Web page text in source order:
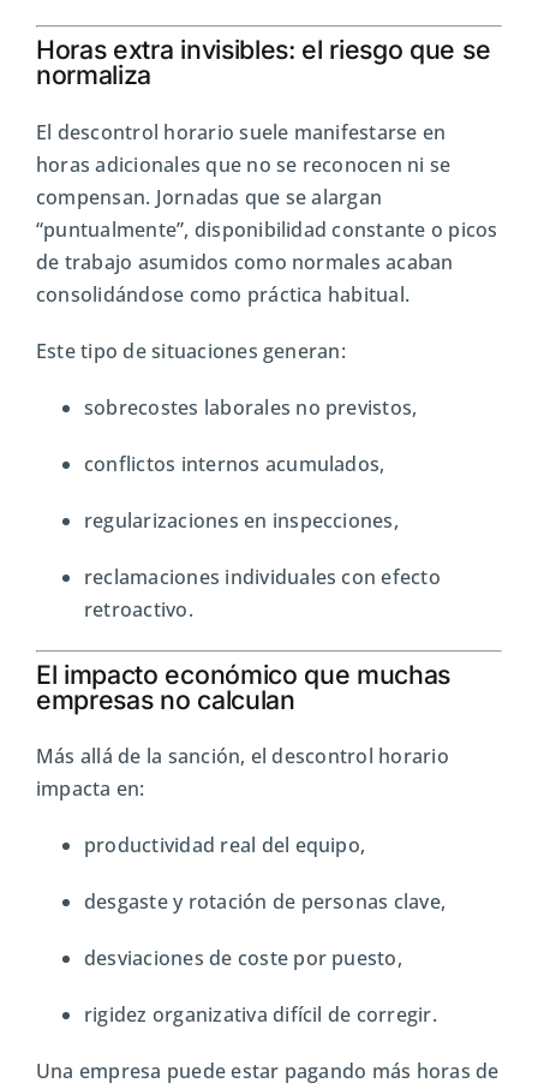
Horas extra invisibles: el riesgo que se
normaliza
El descontrol horario suele manifestarse en
horas adicionales que no se reconocen ni se
compensan. Jornadas que se alargan
“puntualmente”, disponibilidad constante o picos
de trabajo asumidos como normales acaban
consolidándose como práctica habitual.
Este tipo de situaciones generan:
sobrecostes laborales no previstos,
conflictos internos acumulados,
regularizaciones en inspecciones,
reclamaciones individuales con efecto
retroactivo.
El impacto económico que muchas
empresas no calculan
Más allá de la sanción, el descontrol horario
impacta en:
productividad real del equipo,
desgaste y rotación de personas clave,
desviaciones de coste por puesto,
rigidez organizativa difícil de corregir.
Una empresa puede estar pagando más horas de